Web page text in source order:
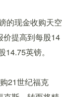
的现金收购天空
价提高到每股14
英镑。
21世纪福克